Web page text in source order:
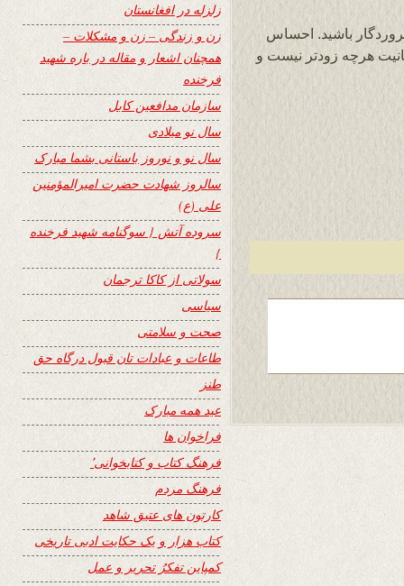
باشید. احساس
هرچه زودتر نیست و
زلزله در افغانستان
زن و زندگی – زن و مشکلات –
همچنان اشعار و مقاله در باره شهید
فرخنده
سازمان مدافعین کابل
سال نو میلادی
سال نو و نوروز باستانی بشما مبارک
سالروز شهادت حضرت امیرالمؤمنین
علی (ع)
سروده آتش { سوگنامه شهید فرخنده
}
سولاتی از کاکا ترجمان
سیاسی
صحت و سلامتی
طاعات و عبادات تان قبول درگاه حق
طنز
عید همه مبارک
فراخوان ها
فرهنگ کتاب و کتابخوانی٬
فرهنگ مردم
کارتون های عتیق شاهد
کتاب هزار و یک حکایت ادبی تاریخی
کمپاین تفکرُ تحریر و عمل